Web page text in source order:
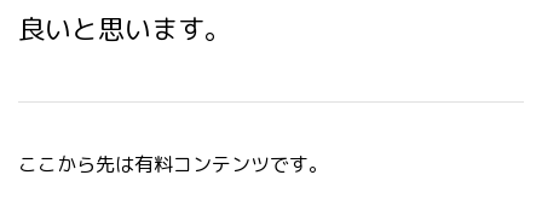
良いと思います。
ここから先は有料コンテンツです。